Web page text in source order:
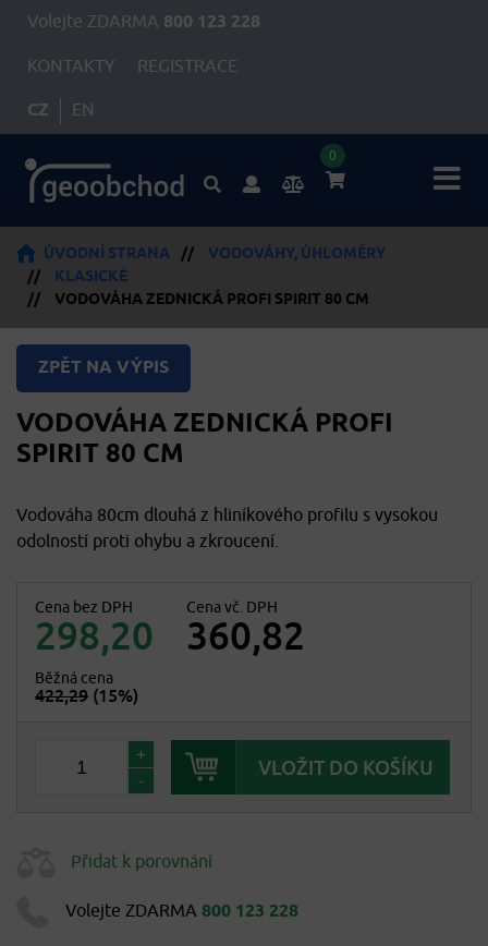
Volejte ZDARMA 800 123 228
KONTAKTY REGISTRACE
CZ EN
0
ÚVODNÍ STRANA //
VODOVÁHY, ÚHLOMĚRY
//
KLASICKÉ
//
VODOVÁHA ZEDNICKÁ PROFI SPIRIT 80 CM
ZPĚT NA VÝPIS
VODOVÁHA ZEDNICKÁ PROFI
SPIRIT 80 CM
Vodováha 80cm dlouhá z hliníkového profilu s vysokou
odolností proti ohybu a zkroucení.
Cena bez DPH
298,20
Cena vč. DPH
360,82
Běžná cena
422,29 (15%)
+
-
Přidat k porovnání
Volejte ZDARMA 800 123 228